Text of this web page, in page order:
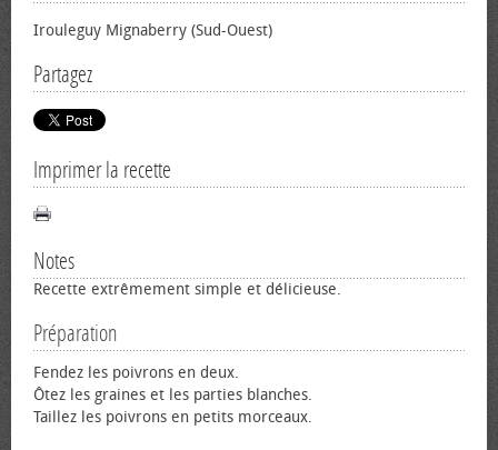
Irouleguy Mignaberry (Sud-Ouest)
Partagez
Imprimer la recette
Notes
Recette extrêmement simple et délicieuse.
Préparation
Fendez les poivrons en deux.
Ôtez les graines et les parties blanches.
Taillez les poivrons en petits morceaux.